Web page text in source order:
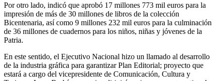
Por otro lado, indicó que aprobó 17 millones 773 mil euros para la
impresión de más de 30 millones de libros de la colección
Bicentenaria, así como 9 millones 232 mil euros para la culminación
de 36 millones de cuadernos para los niños, niñas y jóvenes de la
Patria.
En este sentido, el Ejecutivo Nacional hizo un llamado al desarrollo
de la industria gráfica para garantizar Plan Editorial; proyecto que
estará a cargo del vicepresidente de Comunicación, Cultura y